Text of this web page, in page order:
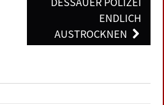
ENDLICH
AUSTROCKNEN